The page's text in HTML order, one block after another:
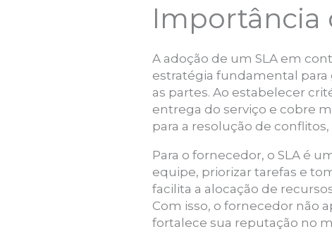
Importância
A adoção de um SLA em
estratégia fundamental
as partes. Ao estabelecer
entrega do serviço e cobre
para a resolução de
Para o fornecedor, o SLA é
equipe, priorizar tarefas e
facilita a alocação de
Com isso, o fornecedor não
fortalece sua reputação no